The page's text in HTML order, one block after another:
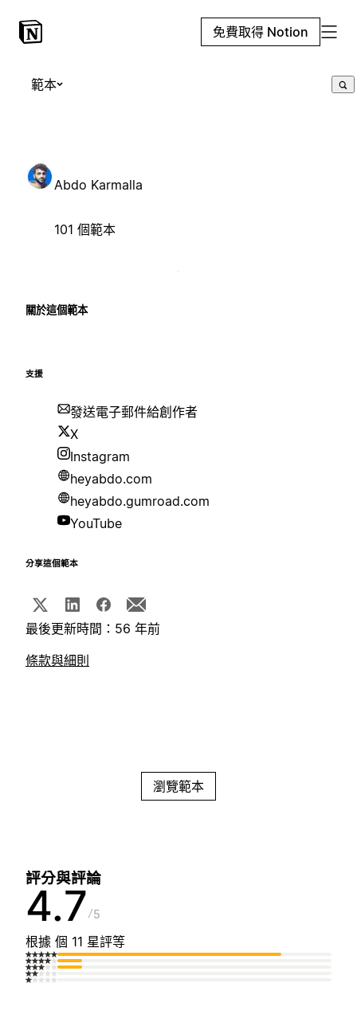
免費取得 Notion
範本
Abdo Karmalla
101 個範本
關於這個範本
支援
發送電子郵件給創作者
X
Instagram
heyabdo.com
heyabdo.gumroad.com
YouTube
分享這個範本
最後更新時間：56 年前
條款與細則
瀏覽範本
評分與評論
4.7 5
根據 個 11 星評等